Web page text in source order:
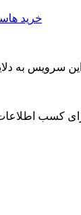
این سرویس به
کسب اطلاعات